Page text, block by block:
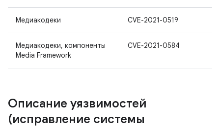
Медиакодеки CVE-2021-0519
Медиакодеки, компоненты
Media Framework
CVE-2021-0584
Описание уязвимостей
(исправление системы